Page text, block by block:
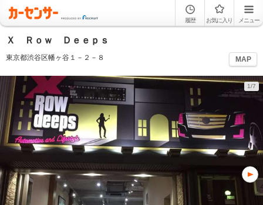
履歴 お気に入り メニュー
Ｘ Ｒｏｗ Ｄｅｅｐｓ
東京都渋谷区幡ヶ谷１－２－８ MAP
1/7